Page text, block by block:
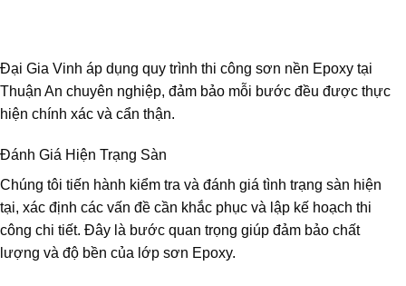
Đại Gia Vinh áp dụng quy trình thi công sơn nền Epoxy tại
Thuận An chuyên nghiệp, đảm bảo mỗi bước đều được thực
hiện chính xác và cẩn thận.
Đánh Giá Hiện Trạng Sàn
Chúng tôi tiến hành kiểm tra và đánh giá tình trạng sàn hiện
tại, xác định các vấn đề cần khắc phục và lập kế hoạch thi
công chi tiết. Đây là bước quan trọng giúp đảm bảo chất
lượng và độ bền của lớp sơn Epoxy.